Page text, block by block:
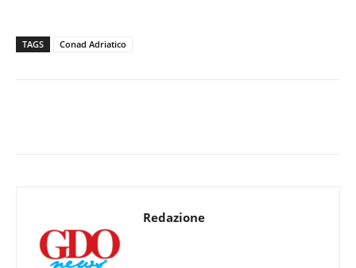
TAGS Conad Adriatico
Redazione